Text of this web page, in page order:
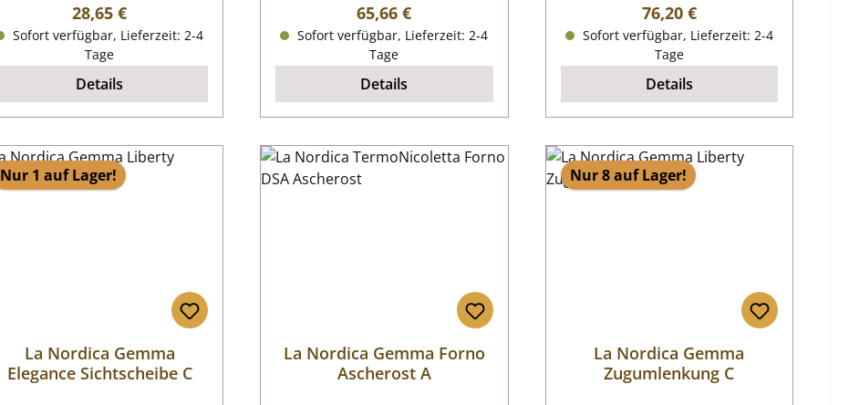
Regulärer Preis:
28,65 €
Sofort verfügbar, Lieferzeit: 2-4
Tage
Details
Regulärer Preis:
65,66 €
Sofort verfügbar, Lieferzeit: 2-4
Tage
Details
Regulärer Preis:
76,20 €
Sofort verfügbar, Lieferzeit: 2-4
Tage
Details
Nur 1 auf Lager!
La Nordica Gemma
Elegance Sichtscheibe C
La Nordica Gemma Forno
Ascherost A
Nur 8 auf Lager!
La Nordica Gemma
Zugumlenkung C